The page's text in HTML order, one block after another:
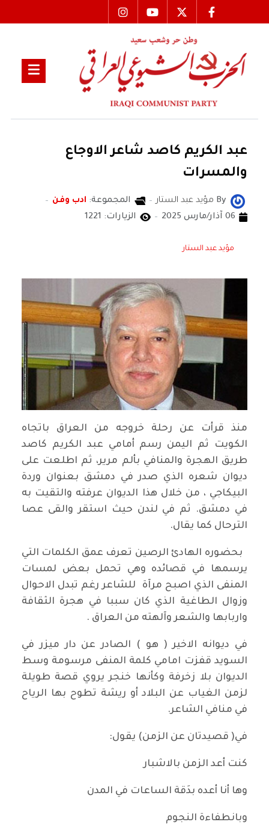
عبد الكريم كاصد شاعر الاوجاع
والمسرات
By مؤيد عبد الستار المجموعة: ادب وفن
06 آذار/مارس 2025
الزيارات: 1221
مؤيد عبد الستار
منذ قرأت عن رحلة خروجه من العراق باتجاه
الكويت ثم اليمن رسم أمامي عبد الكريم كاصد
طريق الهجرة والمنافي بألم مرير، ثم اطلعت على
ديوان شعره الذي صدر في دمشق بعنوان وردة
البيكاجي ، من خلال هذا الديوان عرفته والتقيت به
في دمشق. ثم في لندن حيث استقر والقى عصا
الترحال كما يقال.
بحضوره الهادئ الرصين تعرف عمق الكلمات التي
يرسمها في قصائده وهي تحمل بعض لمسات
المنفى الذي اصبح مرآة للشاعر رغم تبدل الاحوال
وزوال الطاغية الذي كان سببا في هجرة الثقافة
واربابها والشعر وآلهته من العراق .
في ديوانه الاخير ( هو ) الصادر عن دار ميزر في
السويد قفزت امامي كلمة المنفى مرسومة وسط
الديوان بلا زخرفة وكأنها خنجر يروي قصة طويلة
لزمن الغياب عن البلاد أو ريشة تطوح بها الرياح
في منافي الشاعر.
في( قصيدتان عن الزمن) يقول:
كنت أعد الزمن بالاشبار
وها أنا أعده بدَقة الساعات في المدن
وبانطفاءة النجوم